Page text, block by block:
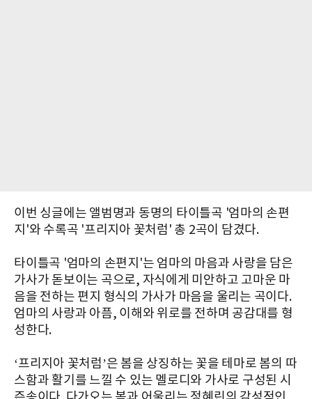
이번 싱글에는 앨범명과 동명의 타이틀곡 '엄마의 손편
지'와 수록곡 '프리지아 꽃처럼' 총 2곡이 담겼다.
타이틀곡 '엄마의 손편지'는 엄마의 마음과 사랑을 담은
가사가 돋보이는 곡으로, 자식에게 미안하고 고마운 마
음을 전하는 편지 형식의 가사가 마음을 울리는 곡이다.
엄마의 사랑과 아픔, 이해와 위로를 전하며 공감대를 형
성한다.
‘프리지아 꽃처럼’은 봄을 상징하는 꽃을 테마로 봄의 따
스함과 활기를 느낄 수 있는 멜로디와 가사로 구성된 시